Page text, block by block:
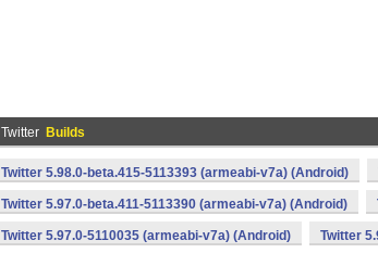
Twitter Builds
Twitter 5.98.0-beta.415-5113393 (armeabi-v7a) (Android)
Twitter 5.97.0-beta.411-5113390 (armeabi-v7a) (Android)
Twitter 5.97.0-5110035 (armeabi-v7a) (Android) Twitter